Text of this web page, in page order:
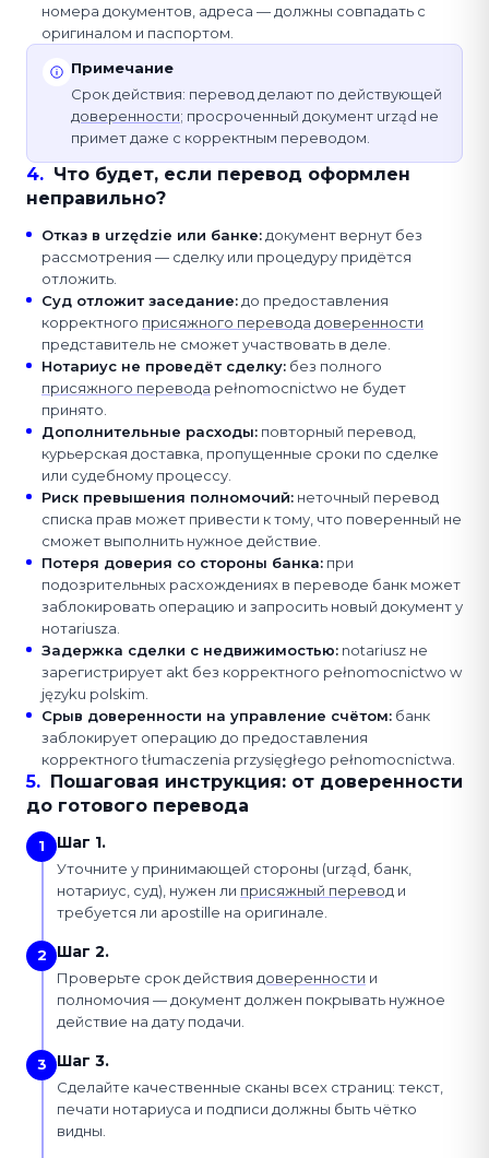
номера документов, адреса — должны совпадать с
оригиналом и паспортом.
Примечание
Срок действия: перевод делают по действующей
доверенности; просроченный документ urząd не
примет даже с корректным переводом.
4. Что будет, если перевод оформлен
неправильно?
Отказ в urzędzie или банке: документ вернут без
рассмотрения — сделку или процедуру придётся
отложить.
Суд отложит заседание: до предоставления
корректного присяжного перевода доверенности
представитель не сможет участвовать в деле.
Нотариус не проведёт сделку: без полного
присяжного перевода pełnomocnictwo не будет
принято.
Дополнительные расходы: повторный перевод,
курьерская доставка, пропущенные сроки по сделке
или судебному процессу.
Риск превышения полномочий: неточный перевод
списка прав может привести к тому, что поверенный не
сможет выполнить нужное действие.
Потеря доверия со стороны банка: при
подозрительных расхождениях в переводе банк может
заблокировать операцию и запросить новый документ у
нотariusza.
Задержка сделки с недвижимостью: notariusz не
зарегистрирует akt без корректного pełnomocnictwo w
języku polskim.
Срыв доверенности на управление счётом: банк
заблокирует операцию до предоставления
корректного tłumaczenia przysięgłego pełnomocnictwa.
5. Пошаговая инструкция: от доверенности
до готового перевода
1 Шаг 1.
Уточните у принимающей стороны (urząd, банк,
нотариус, суд), нужен ли присяжный перевод и
требуется ли apostille на оригинале.
2 Шаг 2.
Проверьте срок действия доверенности и
полномочия — документ должен покрывать нужное
действие на дату подачи.
3 Шаг 3.
Сделайте качественные сканы всех страниц: текст,
печати нотариуса и подписи должны быть чётко
видны.